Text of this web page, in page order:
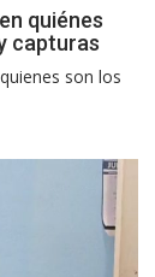
quiénes
capturas
son los